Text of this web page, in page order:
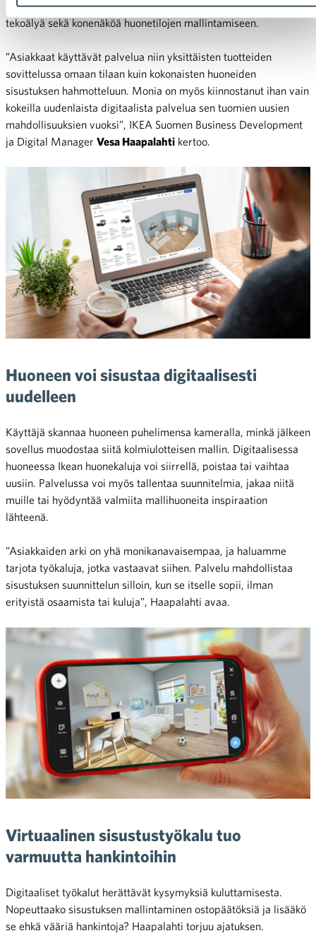
mobiilisovelluksella ja verkkoselaimessa, ja se hyödyntää
tekoälyä sekä konenäköä huonetilojen mallintamiseen.
”Asiakkaat käyttävät palvelua niin yksittäisten tuotteiden
sovittelussa omaan tilaan kuin kokonaisten huoneiden
sisustuksen hahmotteluun. Monia on myös kiinnostanut ihan vain
kokeilla uudenlaista digitaalista palvelua sen tuomien uusien
mahdollisuuksien vuoksi”, IKEA Suomen Business Development
ja Digital Manager Vesa Haapalahti kertoo.
Huoneen voi sisustaa digitaalisesti
uudelleen
Käyttäjä skannaa huoneen puhelimensa kameralla, minkä jälkeen
sovellus muodostaa siitä kolmiulotteisen mallin. Digitaalisessa
huoneessa Ikean huonekaluja voi siirrellä, poistaa tai vaihtaa
uusiin. Palvelussa voi myös tallentaa suunnitelmia, jakaa niitä
muille tai hyödyntää valmiita mallihuoneita inspiraation
lähteenä.
”Asiakkaiden arki on yhä monikanavaisempaa, ja haluamme
tarjota työkaluja, jotka vastaavat siihen. Palvelu mahdollistaa
sisustuksen suunnittelun silloin, kun se itselle sopii, ilman
erityistä osaamista tai kuluja”, Haapalahti avaa.
Virtuaalinen sisustustyökalu tuo
varmuutta hankintoihin
Digitaaliset työkalut herättävät kysymyksiä kuluttamisesta.
Nopeuttaako sisustuksen mallintaminen ostopäätöksiä ja lisääkö
se ehkä vääriä hankintoja? Haapalahti torjuu ajatuksen.